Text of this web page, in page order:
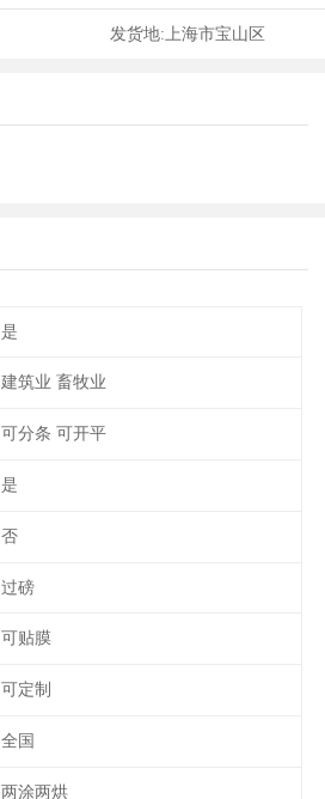
发货地:上海市宝山区
是
建筑业 畜牧业
可分条 可开平
是
否
过磅
可贴膜
可定制
全国
两涂两烘